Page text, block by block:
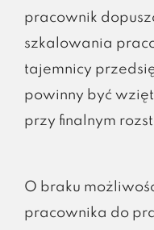
pracownik
szkalowania
tajemnicy
powinny być
przy finalnym
O braku
pracownika do